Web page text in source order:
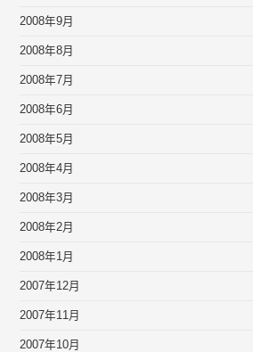
2008年9月
2008年8月
2008年7月
2008年6月
2008年5月
2008年4月
2008年3月
2008年2月
2008年1月
2007年12月
2007年11月
2007年10月